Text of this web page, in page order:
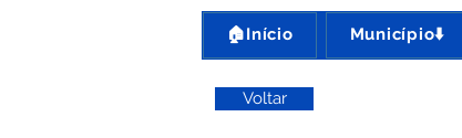
🏠Início Município⬇️
Voltar